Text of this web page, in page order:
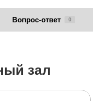
Вопрос-ответ 0
зал